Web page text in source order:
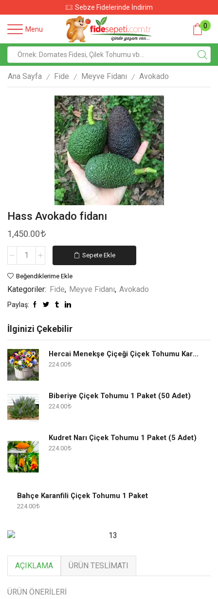
Sebze Fidelerinde İndirim
Menu 0
Ana Sayfa / Fide / Meyve Fidanı / Avokado
Hass Avokado fidanı
1,450.00
Sepete Ekle
Beğendiklerime Ekle
Kategoriler: Fide, Meyve Fidanı, Avokado
Paylaş:
İlginizi Çekebilir
Hercai Menekşe Çiçeği Çiçek Tohumu Karışık 1 Paket
224.00
Biberiye Çiçek Tohumu 1 Paket (50 Adet)
224.00
Kudret Narı Çiçek Tohumu 1 Paket (5 Adet)
224.00
Bahçe Karanfili Çiçek Tohumu 1 Paket
224.00
AÇIKLAMA ÜRÜN TESLIMATI
ÜRÜN ÖNERİLERİ